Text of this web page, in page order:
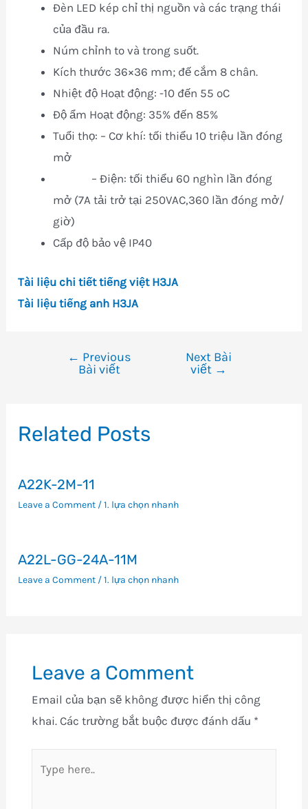
Đèn LED kép chỉ thị nguồn và các trạng thái
của đầu ra.
Núm chỉnh to và trong suốt.
Kích thước 36×36 mm; đế cắm 8 chân.
Nhiệt độ Hoạt động: -10 đến 55 oC
Độ ẩm Hoạt động: 35% đến 85%
Tuổi thọ: – Cơ khí: tối thiểu 10 triệu lần đóng
mở
– Điện: tối thiểu 60 nghìn lần đóng
mở (7A tải trở tại 250VAC,360 lần đóng mở/
giờ)
Cấp độ bảo vệ IP40
Tài liệu chi tiết tiếng việt H3JA
Tài liệu tiếng anh H3JA
viết
← Previous
Bài viết
Next Bài
viết →
Related Posts
A22K-2M-11
Leave a Comment /1. lựa chọn nhanh
A22L-GG-24A-11M
Leave a Comment /1. lựa chọn nhanh
Leave a Comment
Email của bạn sẽ không được hiển thị công
khai. Các trường bắt buộc được đánh dấu *
here..